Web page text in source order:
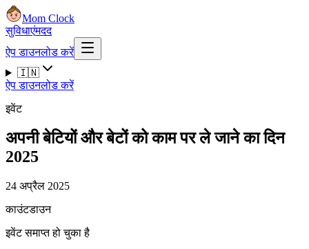
Mom Clock
सुविधाएंमदद
ऐप डाउनलोड करें
🇮🇳
ऐप डाउनलोड करें
इवेंट
अपनी बेटियों और बेटों को काम पर ले जाने का दिन
2025
24 अप्रैल 2025
काउंटडाउन
इवेंट समाप्त हो चुका है